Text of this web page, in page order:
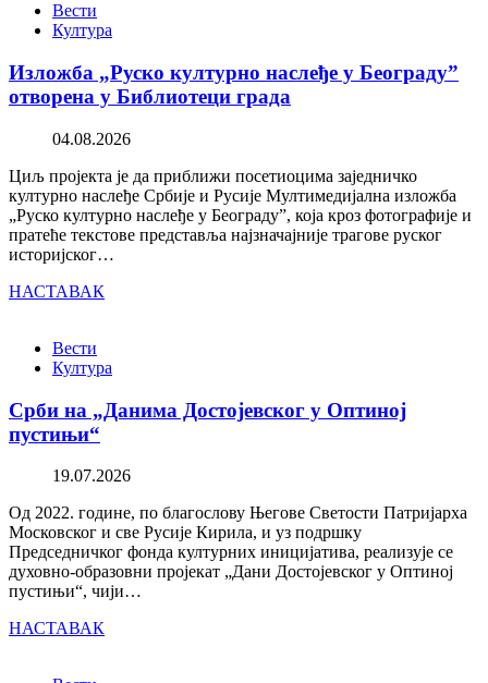
Вести
Култура
Изложба „Руско културно наслеђе у Београду”
отворена у Библиотеци града
04.08.2026
Циљ пројекта је да приближи посетиоцима заједничко
културно наслеђе Србије и Русије Мултимедијална изложба
„Руско културно наслеђе у Београду”, која кроз фотографије и
пратеће текстове представља најзначајније трагове руског
историјског…
НАСТАВАК
Вести
Култура
Срби на „Данима Достојевског у Оптиној
пустињи“
19.07.2026
Од 2022. године, по благослову Његове Светости Патријарха
Московског и све Русије Кирила, и уз подршку
Председничког фонда културних иницијатива, реализује се
духовно-образовни пројекат „Дани Достојевског у Оптиној
пустињи“, чији…
НАСТАВАК